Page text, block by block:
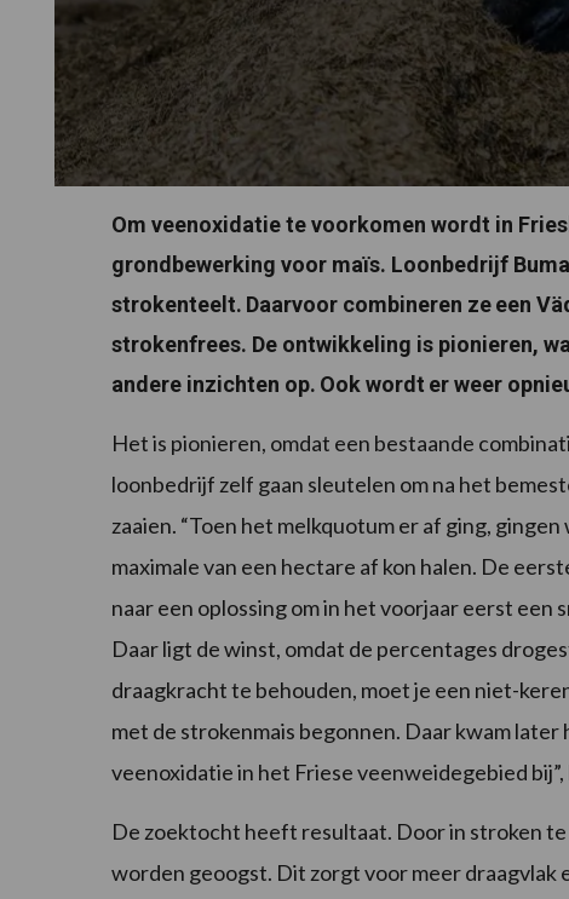
Om veenoxidatie te voorkomen wordt in
grondbewerking voor maïs. Loonbedrijf
strokenteelt. Daarvoor combineren zeeen
strokenfrees. De ontwikkeling is pionieren,
andere inzichten op. Ook wordt er weer
Het is pionieren, omdat een bestaande
loonbedrijf zelf gaan sleutelen om na het
zaaien. “Toen het melkquotum er af ging,
maximale van een hectare af kon halen. De
naar een oplossing om in het voorjaar eerst een
Daar ligt de winst, omdat de percentages
draagkracht te behouden, moet je een niet-
met de strokenmais begonnen. Daar kwam
veenoxidatie in het Friese veenweidegebied
De zoektocht heeft resultaat. Door in stroken
worden geoogst. Dit zorgt voor meer